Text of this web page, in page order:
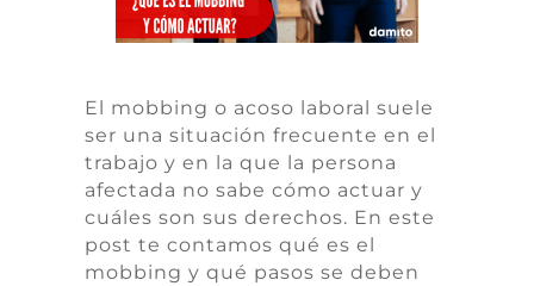
El mobbing o acoso laboral suele
ser una situación frecuente en el
trabajo y en la que la persona
afectada no sabe cómo actuar y
cuáles son sus derechos. En este
post te contamos qué es el
mobbing y qué pasos se deben